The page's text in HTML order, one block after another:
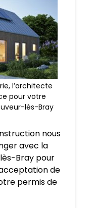
l’architecte
pour votre
lès-Bray
nous
avec la
Bray pour
de
permis de